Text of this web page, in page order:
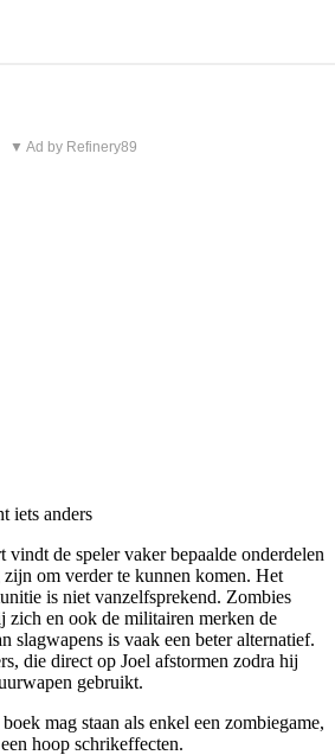
▼ Ad by Refinery89
iets anders
vindt de speler vaker bepaalde onderdelen
zijn om verder te kunnen komen. Het
is niet vanzelfsprekend. Zombies
zich en ook de militairen merken de
slagwapens is vaak een beter alternatief.
die direct op Joel afstormen zodra hij
gebruikt.
mag staan als enkel een zombiegame,
hoop schrikeffecten.